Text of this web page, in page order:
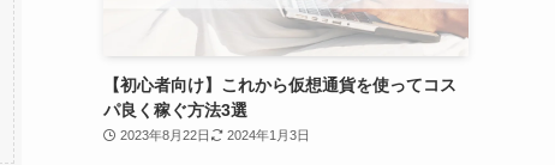
【初心者向け】これから仮想通貨を使ってコス
パ良く稼ぐ方法3選
2023年8月22日 2024年1月3日